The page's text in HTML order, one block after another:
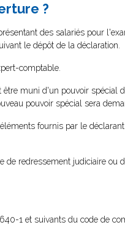
?
des salariés pour
le dépôt de la déclaration.
comptable.
muni d'un pouvoir spécial
pouvoir spécial sera
fournis par le
de redressement judiciaire ou
1 et suivants du code de